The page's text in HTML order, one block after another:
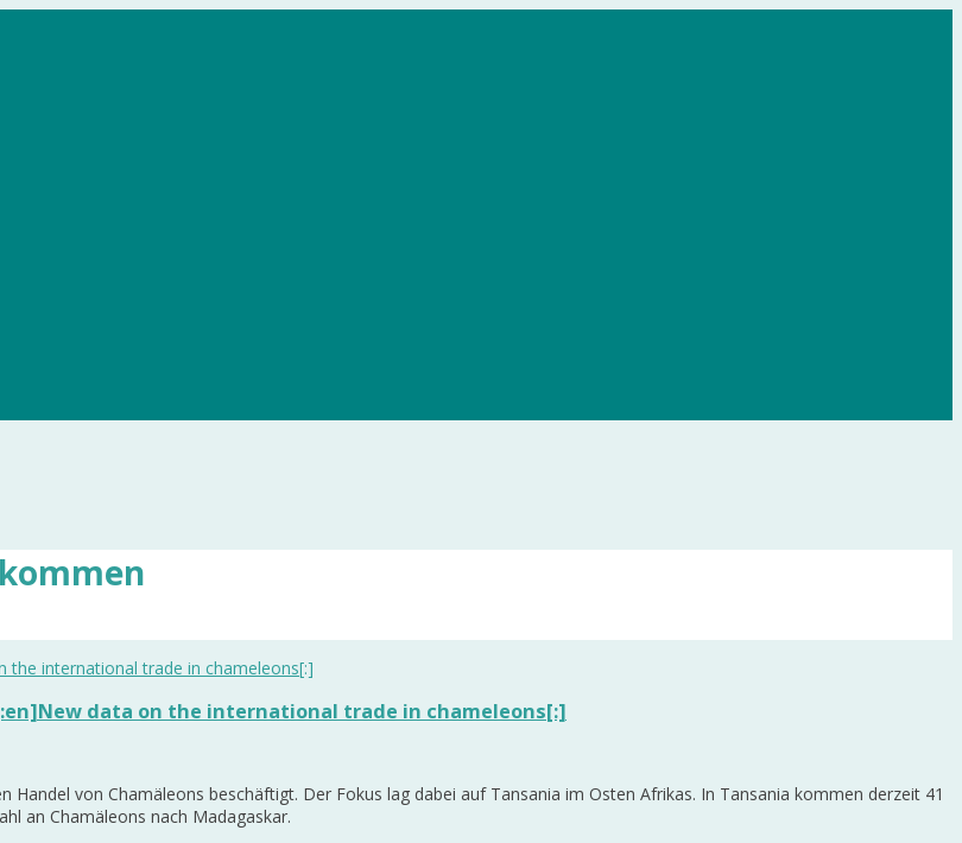
data on the international trade in chameleons[:]
von Chamäleons beschäftigt. Der Fokus lag dabei auf Tansania im Osten Afrikas. In Tansania kommen derzeit 41
an Chamäleons nach Madagaskar.